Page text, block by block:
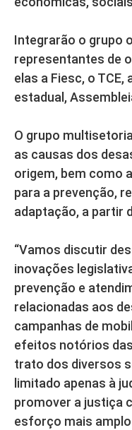
Integrarão o grupo
representantes de
elas a Fiesc, o TCE,
estadual,
O grupo
as causas dos
origem, bem como
para a prevenção,
adaptação, a partir
“Vamos discutir
inovações
prevenção e
relacionadas aos
campanhas de
efeitos notórios
trato dos diversos
limitado apenas à
promover a justiça
esforço mais